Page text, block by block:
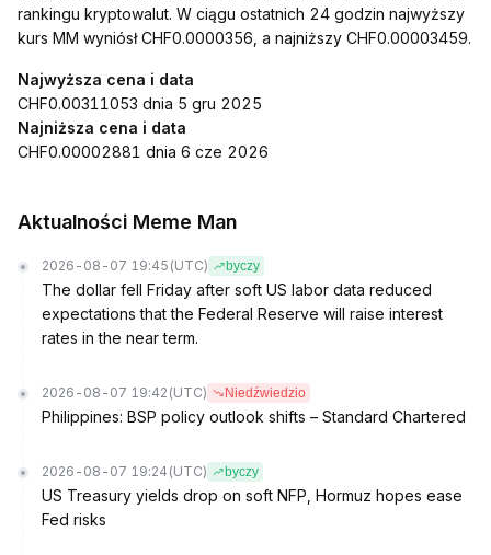
rankingu kryptowalut. W ciągu ostatnich 24 godzin najwyższy
kurs MM wyniósł CHF0.0000356, a najniższy CHF0.00003459.
Najwyższa cena i data
CHF0.00311053 dnia 5 gru 2025
Najniższa cena i data
CHF0.00002881 dnia 6 cze 2026
Aktualności Meme Man
2026-08-07 19:45 (UTC) byczy
The dollar fell Friday after soft US labor data reduced
expectations that the Federal Reserve will raise interest
rates in the near term.
2026-08-07 19:42 (UTC) Niedźwiedzio
Philippines: BSP policy outlook shifts – Standard Chartered
2026-08-07 19:24 (UTC) byczy
US Treasury yields drop on soft NFP, Hormuz hopes ease
Fed risks